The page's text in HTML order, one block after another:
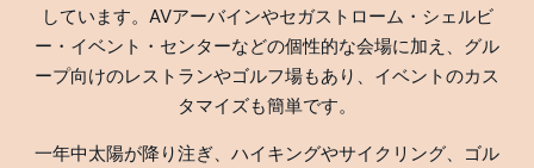
しています。AVアーバインやセガストローム・シェルビ
ー・イベント・センターなどの個性的な会場に加え、グル
ープ向けのレストランやゴルフ場もあり、イベントのカス
タマイズも簡単です。
一年中太陽が降り注ぎ、ハイキングやサイクリング、ゴル